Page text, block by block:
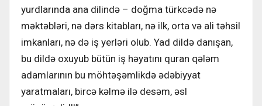
yurdlarında ana dilində – doğma türkcədə nə
məktəbləri, nə dərs kitabları, nə ilk, orta və ali təhsil
imkanları, nə də iş yerləri olub. Yad dildə danışan,
bu dildə oxuyub bütün iş həyatını quran qələm
adamlarının bu möhtəşəmlikdə ədəbiyyat
yaratmaları, bircə kəlmə ilə desəm, əsl